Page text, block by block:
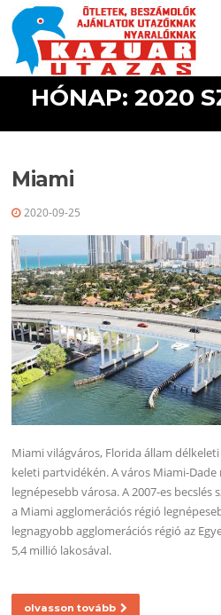
Ugrás a tartalomra
HÓNAP: 2020
Miami
2020-09-25
Miami világváros, Florida állam
keleti partvidékén. A város Miami-Dade
legnépesebb városa. A 2007-es becslés
a Miami agglomerációs régió
legnagyobb agglomerációs régió az
5,4 millió lakosával.
olvasson tovább